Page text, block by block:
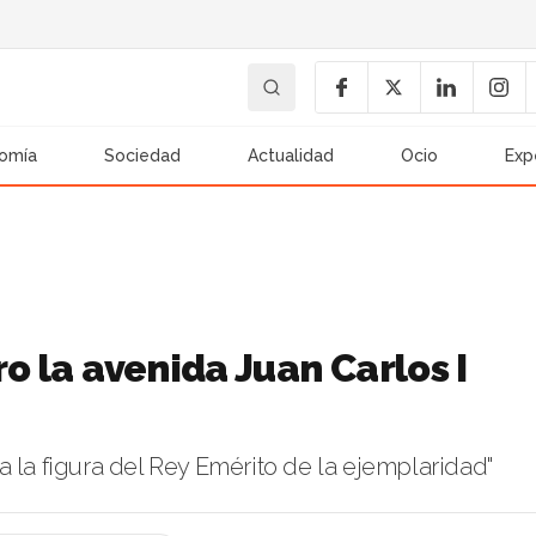
Sociedad Actualidad Ocio
la avenida Juan Carlos I
figura del Rey Emérito de la ejemplaridad"